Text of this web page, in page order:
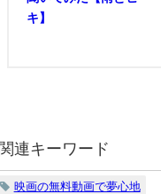
キ】
関連キーワード
映画の無料動画で夢心地